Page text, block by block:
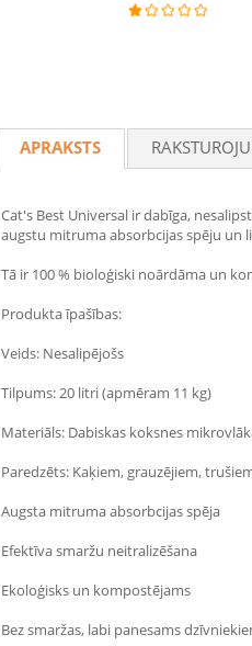
APRAKSTS
Cat's Best Universal ir dabīga,
augstu mitruma absorbcijas spēju un
Tā ir 100 % bioloģiski noārdāma un
Produkta īpašības:
Veids: Nesalipējošs
Tilpums: 20 litri (apmēram 11 kg)
Materiāls: Dabiskas koksnes
Paredzēts: Kaķiem, grauzējiem,
Augsta mitruma absorbcijas spēja
Efektīva smaržu neitralizēšana
Ekoloģisks un kompostējams
Bez smaržas, labi panesams